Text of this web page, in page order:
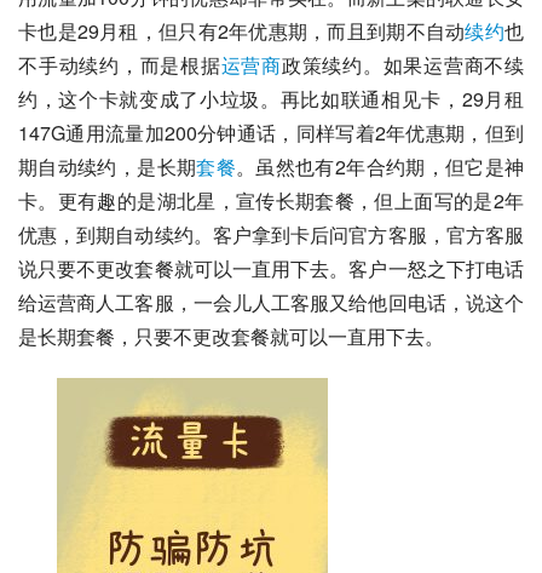
卡也是29月租，但只有2年优惠期，而且到期不自动续约也
不手动续约，而是根据运营商政策续约。如果运营商不续
约，这个卡就变成了小垃圾。再比如联通相见卡，29月租
147G通用流量加200分钟通话，同样写着2年优惠期，但到
期自动续约，是长期套餐。虽然也有2年合约期，但它是神
卡。更有趣的是湖北星，宣传长期套餐，但上面写的是2年
优惠，到期自动续约。客户拿到卡后问官方客服，官方客服
说只要不更改套餐就可以一直用下去。客户一怒之下打电话
给运营商人工客服，一会儿人工客服又给他回电话，说这个
是长期套餐，只要不更改套餐就可以一直用下去。